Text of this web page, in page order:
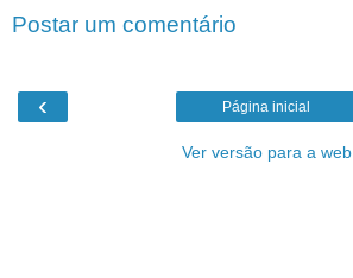
Postar um comentário
‹ Página inicial
Ver versão para a web